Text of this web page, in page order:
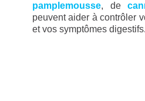
pamplemousse, de
peuvent aider à contrôler
et vos symptômes digestifs.